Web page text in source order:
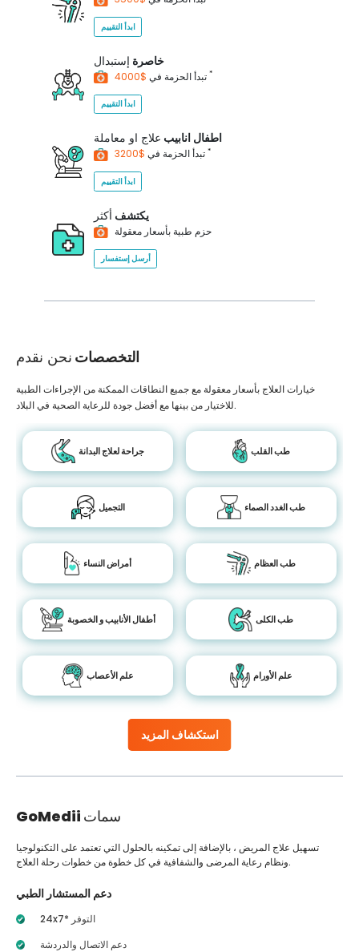
ابدأ التقييم
خاصرة إستبدال
تبدأ الحزمة في *
ابدأ التقييم
اطفال انابيب علاج او معاملة
تبدأ الحزمة في *
ابدأ التقييم
يكتشف أكثر
حزم طبية بأسعار معقولة
أرسل إستفسار
التخصصات نحن نقدم
استكشاف المزيد
خيارات العلاج بأسعار معقولة مع جميع النطاقات الممكنة من الإجراءات الطبية
للاختيار من بينها مع أفضل جودة للرعاية الصحية في البلاد.
جراحة لعلاج البدانة طب القلب
التجميل طب الغدد الصماء
أمراض النساء طب العظام
أطفال الأنابيب و الخصوبة طب الكلى
علم الأعصاب علم الأورام
GoMedii سمات
تسهيل علاج المريض ، بالإضافة إلى تمكينه بالحلول التي تعتمد على التكنولوجيا
ونظام رعاية المرضى والشفافية في كل خطوة من خطوات رحلة العلاج.
دعم المستشار الطبي
24x7* التوفر
دعم الاتصال والدردشة